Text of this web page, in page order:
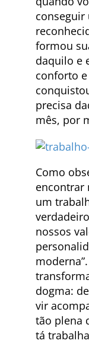
conseguir
formou
daquilo e
conforto
precisa
mês, por
Como
encontrar
um
nossos
dogma:
vir
tão plena
tá